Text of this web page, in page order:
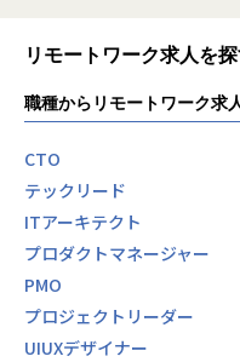
リモートワーク求人を
職種からリモートワーク求
CTO
テックリード
ITアーキテクト
プロダクトマネージャー
PMO
プロジェクトリーダー
UIUXデザイナー